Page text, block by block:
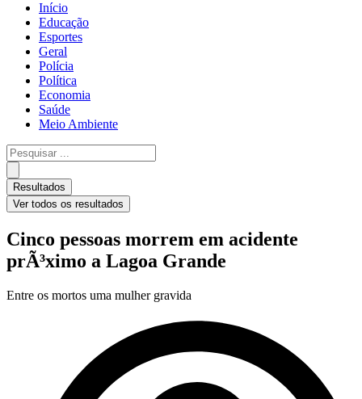
Início
Educação
Esportes
Geral
Polícia
Política
Economia
Saúde
Meio Ambiente
Pesquisar
...
Resultados
Ver todos os resultados
Cinco pessoas morrem em acidente
prÃ³ximo a Lagoa Grande
Entre os mortos uma mulher gravida